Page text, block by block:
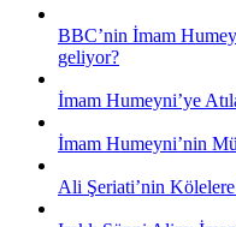
BBC’nin İmam
geliyor?
İmam Humeyni’ye
İmam Humeyni’nin
Ali Şeriati’nin